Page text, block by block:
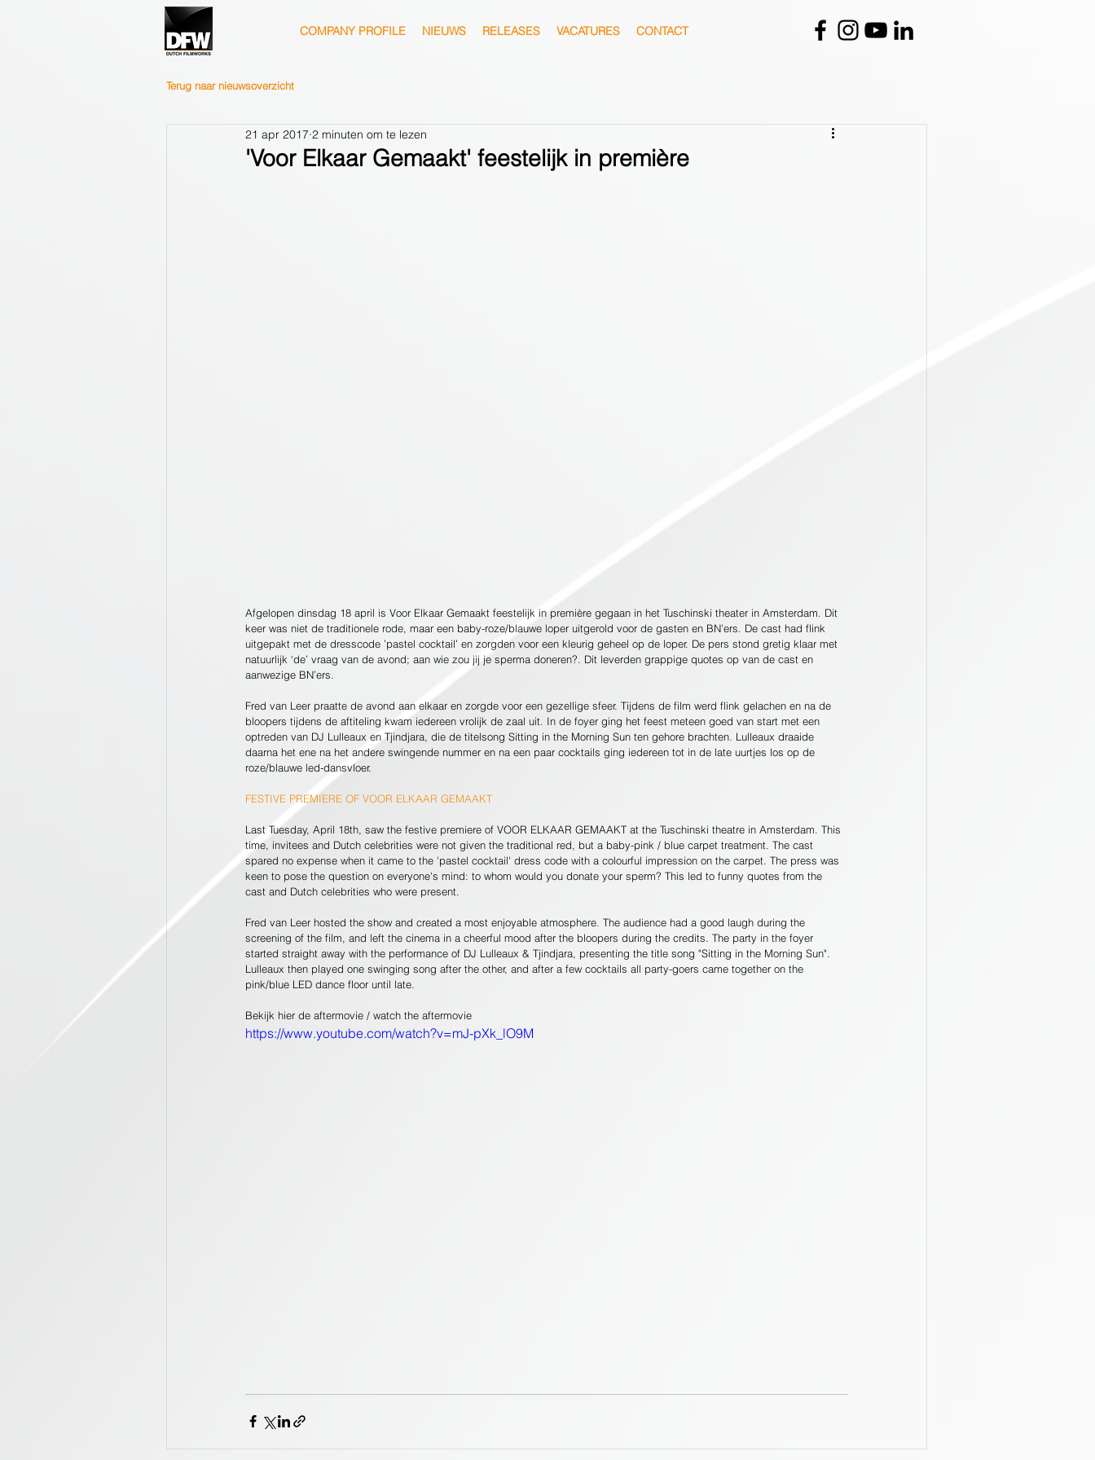
COMPANY PROFILE NIEUWS RELEASES VACATURES CONTACT
Terug naar nieuwsoverzicht
'Voor Elkaar Gemaakt' feestelijk in première
21 apr 2017 2 minuten om te lezen
Afgelopen dinsdag 18 april is Voor Elkaar Gemaakt feestelijk in première gegaan in het Tuschinski theater in Amsterdam. Dit
keer was niet de traditionele rode, maar een baby-roze/blauwe loper uitgerold voor de gasten en BN’ers. De cast had flink
uitgepakt met de dresscode ’pastel cocktail’ en zorgden voor een kleurig geheel op de loper. De pers stond gretig klaar met
natuurlijk ‘de’ vraag van de avond; aan wie zou jij je sperma doneren?. Dit leverden grappige quotes op van de cast en
aanwezige BN’ers.
Fred van Leer praatte de avond aan elkaar en zorgde voor een gezellige sfeer. Tijdens de film werd flink gelachen en na de
bloopers tijdens de aftiteling kwam iedereen vrolijk de zaal uit. In de foyer ging het feest meteen goed van start met een
optreden van DJ Lulleaux en Tjindjara, die de titelsong Sitting in the Morning Sun ten gehore brachten. Lulleaux draaide
daarna het ene na het andere swingende nummer en na een paar cocktails ging iedereen tot in de late uurtjes los op de
roze/blauwe led-dansvloer.
FESTIVE PREMIERE OF VOOR ELKAAR GEMAAKT
Last Tuesday, April 18th, saw the festive premiere of VOOR ELKAAR GEMAAKT at the Tuschinski theatre in Amsterdam. This
time, invitees and Dutch celebrities were not given the traditional red, but a baby-pink / blue carpet treatment. The cast
spared no expense when it came to the 'pastel cocktail' dress code with a colourful impression on the carpet. The press was
keen to pose the question on everyone's mind: to whom would you donate your sperm? This led to funny quotes from the
cast and Dutch celebrities who were present.
Fred van Leer hosted the show and created a most enjoyable atmosphere. The audience had a good laugh during the
screening of the film, and left the cinema in a cheerful mood after the bloopers during the credits. The party in the foyer
started straight away with the performance of DJ Lulleaux & Tjindjara, presenting the title song "Sitting in the Morning Sun".
Lulleaux then played one swinging song after the other, and after a few cocktails all party-goers came together on the
pink/blue LED dance floor until late.
Bekijk hier de aftermovie / watch the aftermovie
https://www.youtube.com/watch?v=mJ-pXk_lO9M